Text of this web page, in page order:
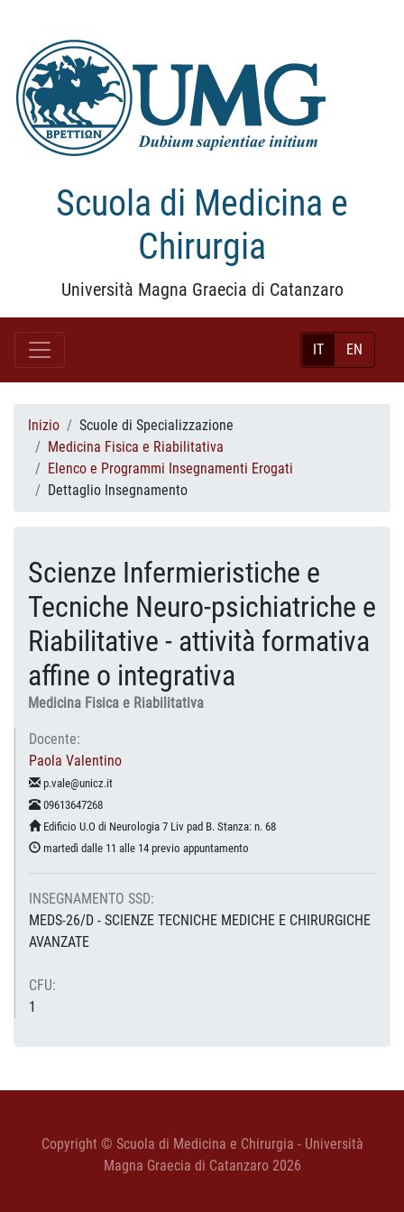
Scuola di Medicina e
Chirurgia
Università Magna Graecia di Catanzaro
IT EN
Inizio
Scuole di Specializzazione
Medicina Fisica e Riabilitativa
Elenco e Programmi Insegnamenti Erogati
Dettaglio Insegnamento
Scienze Infermieristiche e
Tecniche Neuro-psichiatriche e
Riabilitative - attività formativa
affine o integrativa
Medicina Fisica e Riabilitativa
Docente:
Paola Valentino
p.vale@unicz.it
09613647268
Edificio U.O di Neurologia 7 Liv pad B. Stanza: n. 68
martedì dalle 11 alle 14 previo appuntamento
INSEGNAMENTO SSD:
MEDS-26/D - SCIENZE TECNICHE MEDICHE E CHIRURGICHE
AVANZATE
CFU:
1
Copyright © Scuola di Medicina e Chirurgia - Università
Magna Graecia di Catanzaro 2026